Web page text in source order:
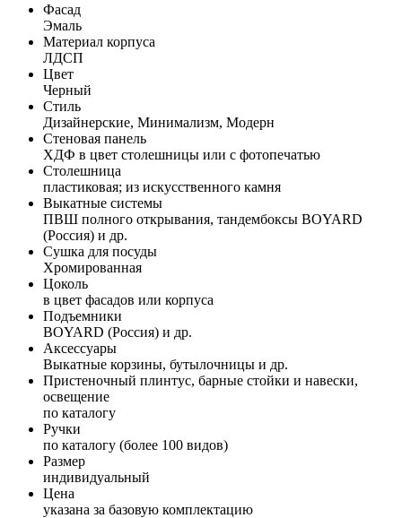
Фасад
Эмаль
Материал корпуса
ЛДСП
Цвет
Черный
Стиль
Дизайнерские, Минимализм, Модерн
Стеновая панель
ХДФ в цвет столешницы или с фотопечатью
Столешница
пластиковая; из искусственного камня
Выкатные системы
ПВШ полного открывания, тандембоксы BOYARD
(Россия) и др.
Сушка для посуды
Хромированная
Цоколь
в цвет фасадов или корпуса
Подъемники
BOYARD (Россия) и др.
Аксессуары
Выкатные корзины, бутылочницы и др.
Пристеночный плинтус, барные стойки и навески,
освещение
по каталогу
Ручки
по каталогу (более 100 видов)
Размер
индивидуальный
Цена
указана за базовую комплектацию